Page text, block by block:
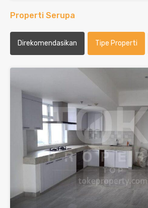
Properti Serupa
Direkomendasikan Tipe Properti